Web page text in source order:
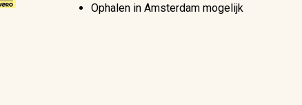
Ophalen in Amsterdam mogelijk